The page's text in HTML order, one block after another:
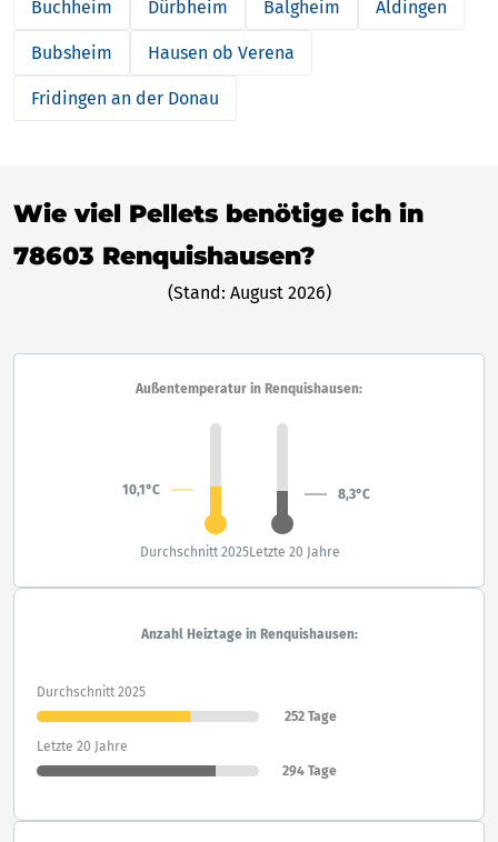
Buchheim Dürbheim Balgheim Aldingen
Bubsheim Hausen ob Verena
Fridingen an der Donau
Wie viel Pellets benötige ich in
78603 Renquishausen?
(Stand: August 2026)
Außentemperatur in Renquishausen:
10,1°C 8,3°C
Durchschnitt 2025Letzte 20 Jahre
Anzahl Heiztage in Renquishausen:
Durchschnitt 2025
252 Tage
Letzte 20 Jahre
294 Tage